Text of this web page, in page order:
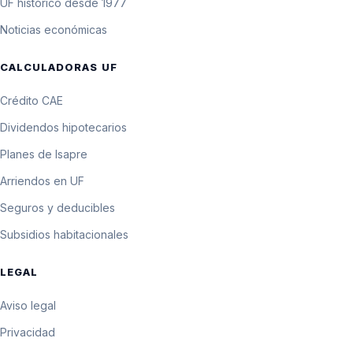
3 de febrero de 1986
2 de febrero de 1986
1 de febrero de 1986
UF histórico desde 1977
Noticias económicas
CALCULADORAS UF
Crédito CAE
Dividendos hipotecarios
Planes de Isapre
Arriendos en UF
Seguros y deducibles
Subsidios habitacionales
LEGAL
Aviso legal
Privacidad